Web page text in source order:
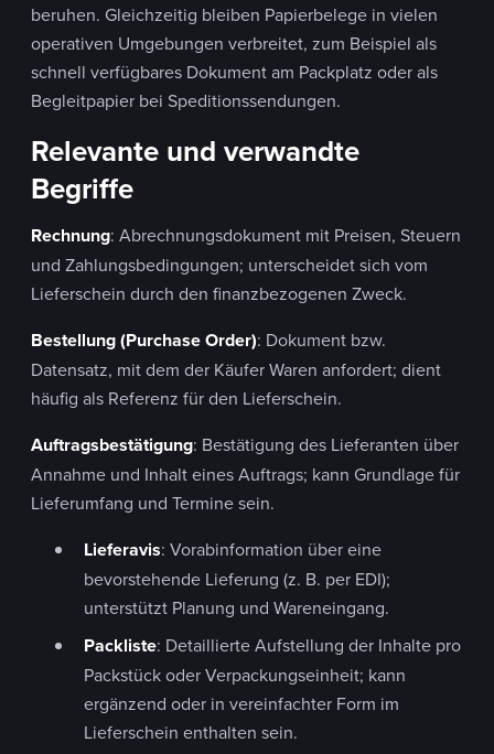
beruhen. Gleichzeitig bleiben Papierbelege in vielen
operativen Umgebungen verbreitet, zum Beispiel als
schnell verfügbares Dokument am Packplatz oder als
Begleitpapier bei Speditionssendungen.
Relevante und verwandte
Begriffe
Rechnung: Abrechnungsdokument mit Preisen, Steuern
und Zahlungsbedingungen; unterscheidet sich vom
Lieferschein durch den finanzbezogenen Zweck.
Bestellung (Purchase Order): Dokument bzw.
Datensatz, mit dem der Käufer Waren anfordert; dient
häufig als Referenz für den Lieferschein.
Auftragsbestätigung: Bestätigung des Lieferanten über
Annahme und Inhalt eines Auftrags; kann Grundlage für
Lieferumfang und Termine sein.
Lieferavis: Vorabinformation über eine
bevorstehende Lieferung (z. B. per EDI);
unterstützt Planung und Wareneingang.
Packliste: Detaillierte Aufstellung der Inhalte pro
Packstück oder Verpackungseinheit; kann
ergänzend oder in vereinfachter Form im
Lieferschein enthalten sein.